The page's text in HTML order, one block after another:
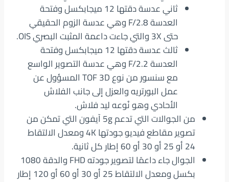
ثاني عدسة دقتها 12 ميجابكسل وفتحة
العدسة F/2.8 وهي عدسة الزوم الحقيقي
حتى 3X والتي جاءت داعمة المثبت البصري OIS.
ثالث عدسة دقتها 12 ميجابكسل وفتحة
العدسة F/2.2 وهي عدسة التصوير الواسع
مع سنسور من نوع TOF 3D المسؤول عن
عمل البورتريه والعزل إلى جانب الفلاش
الأحادي وهو نُوعه ليد فلاش.
من الجوالات التي تدعم 5g آيفون التي تمكن من
تصوير مقاطع فيديو جودتها 4K ومعدل الالتقاط
24 أو 25 أو 30 أو 60 إطار كل ثانية.
الجوال جاء داعمًا لتصوير جودته FHD والدقة 1080
بكسل ومعدل الالتقاط 25 أو 30 أو 60 أو 120 إطار